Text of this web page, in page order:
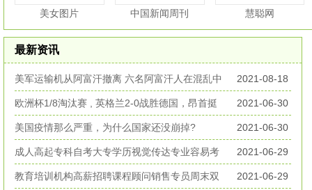
美女图片 中国新闻周刊 慧聪网
最新资讯
美军运输机从阿富汗撤离 六名阿富汗人在混乱中
丧生
2021-08-18
欧洲杯1/8淘汰赛 , 英格兰2-0战胜德国，昂首挺
进欧洲杯八强
2021-06-30
美国疫情那么严重，为什么国家还没崩掉? 2021-06-30
成人高起专科自考大专学历视觉传达专业容易考
好毕业
2021-06-29
教育培训机构高薪招聘课程顾问销售专员周末双 2021-06-29